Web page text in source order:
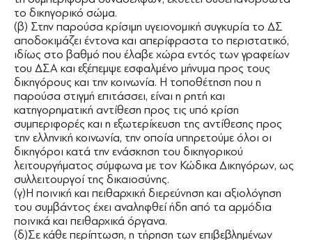
το δικηγορικό σώμα.
(β) Στην παρούσα κρίσιμη υγειονομική συγκυρία το ΔΣ
αποδοκιμάζει έντονα και απερίφραστα το περιστατικό,
ιδίως στο βαθμό που έλαβε χώρα εντός των γραφείων
του ΔΣΑ και εξέπεμψε εσφαλμένο μήνυμα προς τους
δικηγόρους και την κοινωνία. Η τοποθέτηση που η
παρούσα στιγμή επιτάσσει, είναι η ρητή και
κατηγορηματική αντίθεση προς τις υπό κρίση
συμπεριφορές και η εξωτερίκευση της αντίθεσης προς
την ελληνική κοινωνία, την οποία υπηρετούμε όλοι οι
δικηγόροι κατά την ενάσκηση του δικηγορικού
λειτουργήματος σύμφωνα με τον Κώδικα Δικηγόρων, ως
συλλειτουργοί της δικαιοσύνης.
(γ)Η ποινική και πειθαρχική διερεύνηση και αξιολόγηση
του συμβάντος έχει αναληφθεί ήδη από τα αρμόδια
ποινικά και πειθαρχικά όργανα.
(δ)Σε κάθε περίπτωση, η τήρηση των επιβεβλημένων